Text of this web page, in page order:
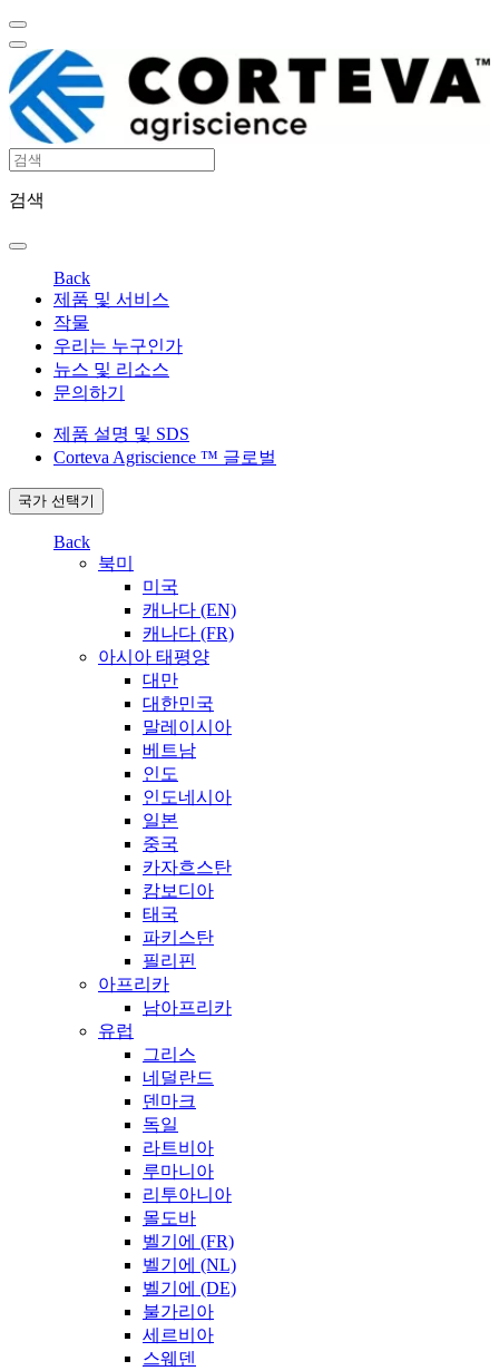
검색
Back
제품 및 서비스
작물
우리는 누구인가
뉴스 및 리소스
문의하기
제품 설명 및 SDS
Corteva Agriscience ™ 글로벌
국가 선택기
Back
북미
미국
캐나다 (EN)
캐나다 (FR)
아시아 태평양
대만
대한민국
말레이시아
베트남
인도
인도네시아
일본
중국
카자흐스탄
캄보디아
태국
파키스탄
필리핀
아프리카
남아프리카
유럽
그리스
네덜란드
덴마크
독일
라트비아
루마니아
리투아니아
몰도바
벨기에 (FR)
벨기에 (NL)
벨기에 (DE)
불가리아
세르비아
스웨덴